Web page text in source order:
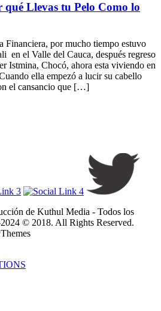
Llevas tu Pelo Como lo
Financiera, por mucho tiempo estuvo
en el Valle del Cauca, después regreso
Istmina, Chocó, ahora esta viviendo en
ella empezó a lucir su cabello
el cansancio que […]
de Kuthul Media - Todos los
© 2018. All Rights Reserved.